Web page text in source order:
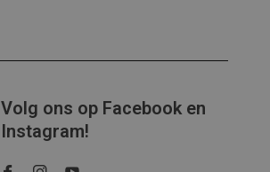
Volg ons op Facebook en
Instagram!